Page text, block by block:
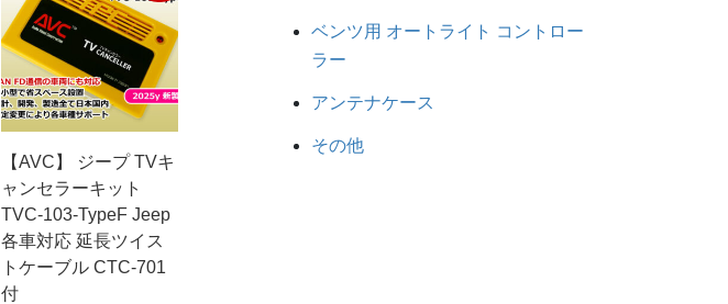
【AVC】 ジープ TVキ
ャンセラーキット
TVC-103-TypeF Jeep
各車対応 延長ツイス
トケーブル CTC-701
付
ベンツ用 オートライト コントロー
ラー
アンテナケース
その他